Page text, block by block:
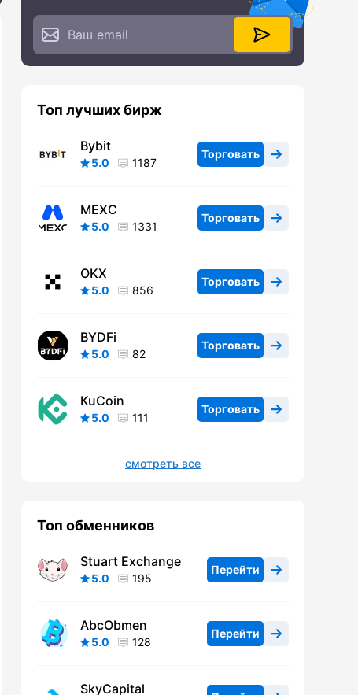
Топ лучших бирж
Bybit
5.0 1187
Торговать
MEXC
5.0 1331
Торговать
OKX
5.0 856
Торговать
BYDFi
5.0 82
Торговать
KuCoin
5.0 111
Торговать
смотреть все
Топ обменников
Stuart Exchange
5.0 195
Перейти
AbcObmen
5.0 128
Перейти
SkyCapital